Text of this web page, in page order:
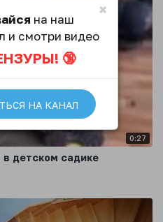
0:27
детском садике
×
на наш
и смотри видео
🔞
НА КАНАЛ